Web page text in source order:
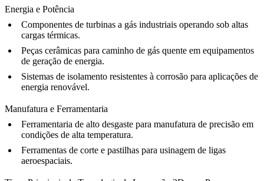
Energia e Potência
Componentes de turbinas a gás industriais operando sob altas
cargas térmicas.
Peças cerâmicas para caminho de gás quente em equipamentos
de geração de energia.
Sistemas de isolamento resistentes à corrosão para aplicações de
energia renovável.
Manufatura e Ferramentaria
Ferramentaria de alto desgaste para manufatura de precisão em
condições de alta temperatura.
Ferramentas de corte e pastilhas para usinagem de ligas
aeroespaciais.